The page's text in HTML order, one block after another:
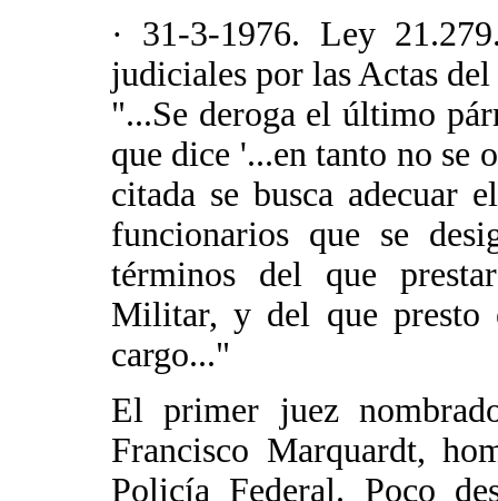
· 31-3-1976. Ley
judiciales por las Actas del
"...Se deroga el último
que dice '...en tanto no se
citada se busca adecuar
funcionarios que se
términos del que
Militar, y del que presto
cargo..."
El primer juez
Francisco Marquardt,
Policía Federal. Poco